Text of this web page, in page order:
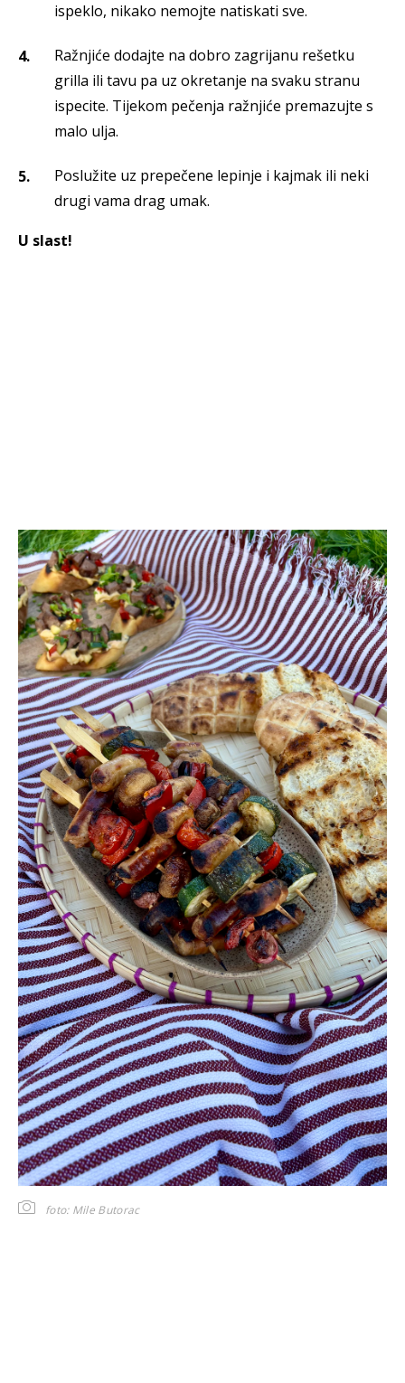
ispeklo, nikako nemojte natiskati sve.
Ražnjiće dodajte na dobro zagrijanu rešetku
grilla ili tavu pa uz okretanje na svaku stranu
ispecite. Tijekom pečenja ražnjiće premazujte s
malo ulja.
Poslužite uz prepečene lepinje i kajmak ili neki
drugi vama drag umak.
U slast!
foto: Mile Butorac